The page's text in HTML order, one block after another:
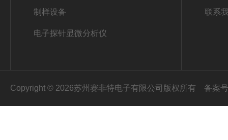
制样设备
电子探针显微分析仪
联系
Copyright © 2026苏州赛非特电子有限公司版权所有 备案